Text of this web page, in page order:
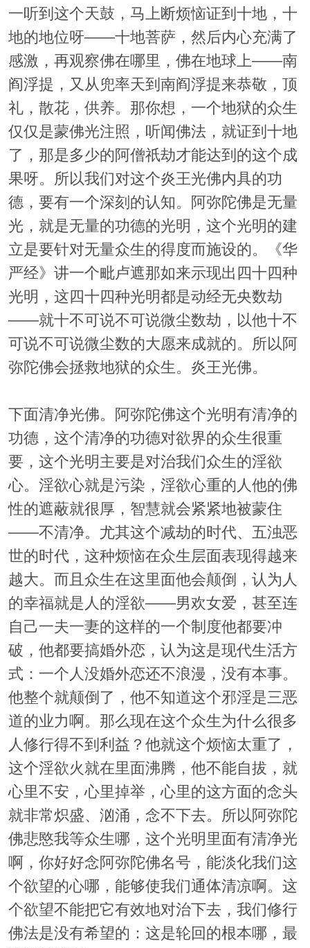
一听到这个天鼓，马上断烦恼证到十地，十
地的地位呀——十地菩萨，然后内心充满了
感激，再观察佛在哪里，佛在地球上——南
阎浮提，又从兜率天到南阎浮提来恭敬，顶
礼，散花，供养。那你想，一个地狱的众生
仅仅是蒙佛光注照，听闻佛法，就证到十地
了，那是多少的阿僧祇劫才能达到的这个成
果呀。所以我们对这个炎王光佛内具的功
德，要有一个深刻的认知。阿弥陀佛是无量
光，就是无量的功德的光明，这个光明的建
立是要针对无量众生的得度而施设的。《华
严经》讲一个毗卢遮那如来示现出四十四种
光明，这四十四种光明都是动经无央数劫
——就十不可说不可说微尘数劫，以他十不
可说不可说微尘数的大愿来成就的。所以阿
弥陀佛会拯救地狱的众生。炎王光佛。
下面清净光佛。阿弥陀佛这个光明有清净的
功德，这个清净的功德对欲界的众生很重
要，这个光明主要是对治我们众生的淫欲
心。淫欲心就是污染，淫欲心重的人他的佛
性的遮蔽就很厚，智慧就会紧紧地被蒙住
——不清净。尤其这个减劫的时代、五浊恶
世的时代，这种烦恼在众生层面表现得越来
越大。而且众生在这里面他会颠倒，认为人
的幸福就是人的淫欲——男欢女爱，甚至连
自己一夫一妻的这样的一个制度他都要冲
破，他都要搞婚外恋，认为这是现代生活方
式：一个人没婚外恋还不浪漫，没有本事。
他整个就颠倒了，他不知道这个邪淫是三恶
道的业力啊。那么现在这个众生为什么很多
人修行得不到利益？他就这个烦恼太重了，
这个淫欲火就在里面沸腾，他不能自拔，就
心里不安，心里掉举，心里的这方面的念头
就非常炽盛、汹涌，念不下去。所以阿弥陀
佛悲愍我等众生哪，这个光明里面有清净光
啊，你好好念阿弥陀佛名号，能淡化我们这
个欲望的心哪，能够使我们通体清凉啊。这
个欲望不能把它有效地对治下去，我们修行
佛法是没有希望的：这是轮回的根本哪，最